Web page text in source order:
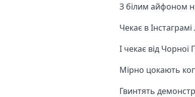
З білим айфоном
Чекає в
І чекає від Чорної
Мірно цокають
Гвинтять